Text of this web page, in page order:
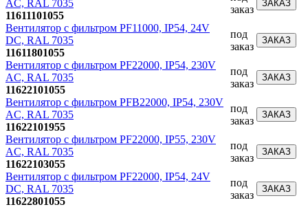
AC, RAL 7035
11611101055
заказ
ЗАКАЗ
Вентилятор с фильтром PF11000, IP54, 24V
DC, RAL 7035
11611801055
под
заказ
ЗАКАЗ
Вентилятор с фильтром PF22000, IP54, 230V
AC, RAL 7035
11622101055
под
заказ
ЗАКАЗ
Вентилятор с фильтром PFB22000, IP54, 230V
AC, RAL 7035
11622101955
под
заказ
ЗАКАЗ
Вентилятор с фильтром PF22000, IP55, 230V
AC, RAL 7035
11622103055
под
заказ
ЗАКАЗ
Вентилятор с фильтром PF22000, IP54, 24V
DC, RAL 7035
11622801055
под
заказ
ЗАКАЗ